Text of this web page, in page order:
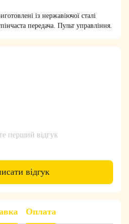
із нержавіючої сталі
передача. Пульт управління.
перший відгук
відгук
Оплата